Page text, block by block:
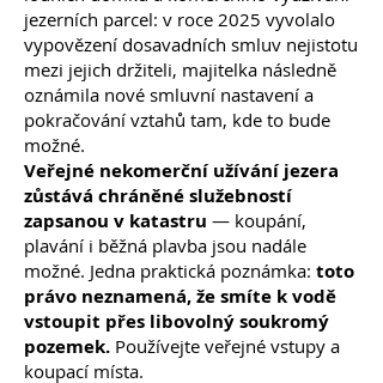
jezerních parcel: v roce 2025 vyvolalo
vypovězení dosavadních smluv nejistotu
mezi jejich držiteli, majitelka následně
oznámila nové smluvní nastavení a
pokračování vztahů tam, kde to bude
možné.
Veřejné nekomerční užívání jezera
zůstává chráněné služebností
zapsanou v katastru — koupání,
plavání i běžná plavba jsou nadále
možné. Jedna praktická poznámka: toto
právo neznamená, že smíte k vodě
vstoupit přes libovolný soukromý
pozemek. Používejte veřejné vstupy a
koupací místa.